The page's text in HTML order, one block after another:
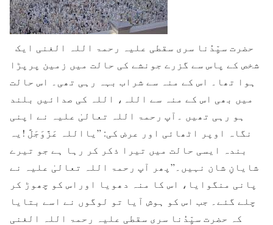
شخص کے پاس سے گزرے جونشے کی حالت میں زمین پرپڑا
ہوا تھا۔ اس کے منہ سے شراب بہہ رہی تھی۔ اس حالت
میں بھی اس کے منہ سے اللہ، اللہ کی صدائیں بلند
ہو رہی تھیں ۔آپ رحمۃ اللہ تعالیٰ علیہ نے اپنی
نگاہ اوپر اٹھائی اور عرض کی: ”یااللہ عَزَّوَجَلَّ !یہ
بندہ ایسی حالت میں تیرا ذکر کر رہا ہے جو تیرے
شایانِ شان نہیں۔”پھر آپ رحمۃ اللہ تعالیٰ علیہ نے
پانی منگوایا، اس کا منہ دھویا اوراس کو چھوڑ کر
چلے گئے۔ جب اس کو ہوش آیا تو لوگوں نے اسے بتایا
کہ حضرت سیِّدُنا سری سقطی علیہ رحمۃ اللہ الغنی